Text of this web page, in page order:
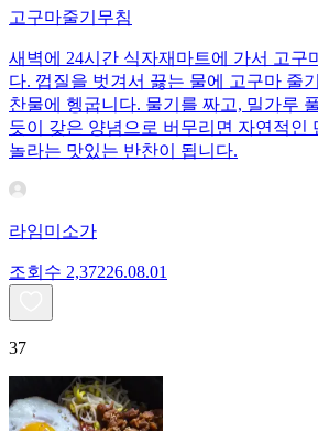
고구마줄기무침
새벽에 24시간 식자재마트에 가서 고구
다. 껍질을 벗겨서 끓는 물에 고구마 줄
찬물에 헹굽니다. 물기를 짜고, 밀가루
듯이 갖은 양념으로 버무리면 자연적인
놀라는 맛있는 반찬이 됩니다.
라임미소가
조회수 2,37226.08.01
37